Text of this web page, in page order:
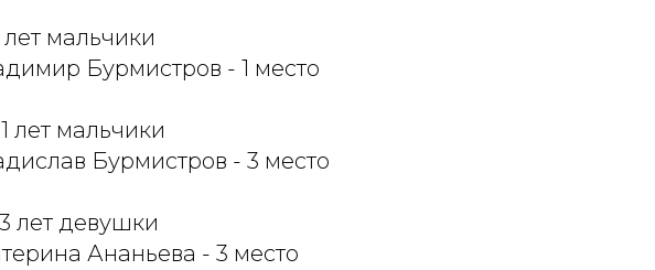
мальчики
Бурмистров - 1 место
лет мальчики
Бурмистров - 3 место
лет девушки
Ананьева - 3 место